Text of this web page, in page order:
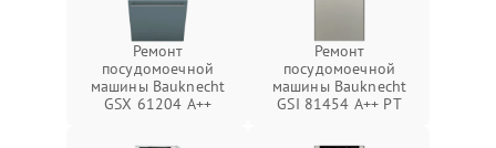
Ремонт
посудомоечной
машины Bauknecht
GSX 61204 A++
Ремонт
посудомоечной
машины Bauknecht
GSI 81454 A++ PT